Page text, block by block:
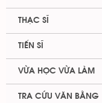
THẠC SĨ
TIẾN SĨ
VỪA HỌC VỪA LÀM
TRA CỨU VĂN BẰNG